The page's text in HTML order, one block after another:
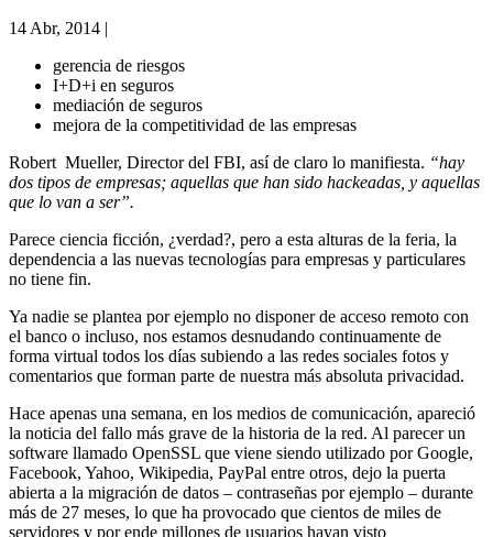
14 Abr, 2014 |
gerencia de riesgos
I+D+i en seguros
mediación de seguros
mejora de la competitividad de las empresas
Robert Mueller, Director del FBI, así de claro lo manifiesta. “hay
dos tipos de empresas; aquellas que han sido hackeadas, y aquellas
que lo van a ser”.
Parece ciencia ficción, ¿verdad?, pero a esta alturas de la feria, la
dependencia a las nuevas tecnologías para empresas y particulares
no tiene fin.
Ya nadie se plantea por ejemplo no disponer de acceso remoto con
el banco o incluso, nos estamos desnudando continuamente de
forma virtual todos los días subiendo a las redes sociales fotos y
comentarios que forman parte de nuestra más absoluta privacidad.
Hace apenas una semana, en los medios de comunicación, apareció
la noticia del fallo más grave de la historia de la red. Al parecer un
software llamado OpenSSL que viene siendo utilizado por Google,
Facebook, Yahoo, Wikipedia, PayPal entre otros, dejo la puerta
abierta a la migración de datos – contraseñas por ejemplo – durante
más de 27 meses, lo que ha provocado que cientos de miles de
servidores y por ende millones de usuarios hayan visto